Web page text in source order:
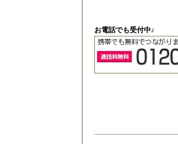
お電話でも受付中♪